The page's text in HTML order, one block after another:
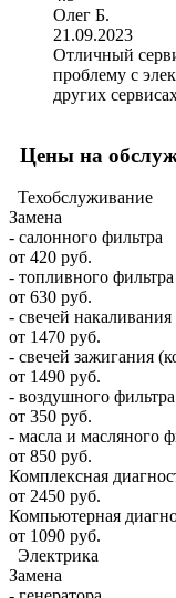
Олег Б.
21.09.2023
Отличный
проблему с
других
Цены на
Техобслуживание
Замена
- салонного фильтра
от 420 руб.
- топливного фильтра
от 630 руб.
- свечей накаливания
от 1470 руб.
- свечей зажигания
от 1490 руб.
- воздушного фильтра
от 350 руб.
- масла и масляного
от 850 руб.
Комплексная
от 2450 руб.
Компьютерная
от 1090 руб.
Электрика
Замена